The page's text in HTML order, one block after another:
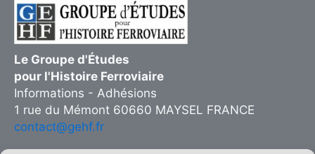
Le Groupe d'Études
pour l'Histoire Ferroviaire
Informations - Adhésions
1 rue du Mémont 60660 MAYSEL FRANCE
contact@gehf.fr